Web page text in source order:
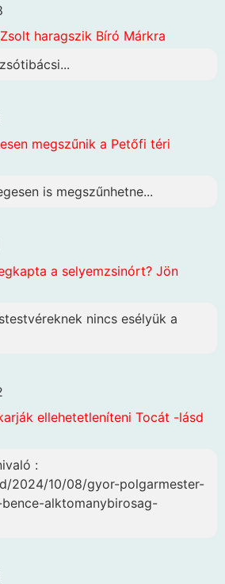
haragszik Bíró Márkra
megszűnik a Petőfi téri
is megszűnhetne...
a selyemzsinórt? Jön
nincs esélyük a
ellehetetleníteni Tocát -lásd
:
2024/10/08/gyor-polgarmester-
alktomanybirosag-